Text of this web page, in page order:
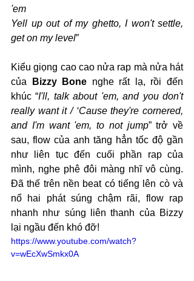
'em
Yell up out of my ghetto, I won't settle,
get on my level”
Kiểu giọng cao cao nửa rap mà nửa hát
của
Bizzy Bone nghe rất lạ, rồi đến
khúc “I'll, talk about 'em, and you don't
really want it / ‘Cause they're cornered,
and I'm want 'em, to not jump” trở về
sau, flow của anh tăng hẳn tốc độ gần
như liên tục đến cuối phần rap của
mình, nghe phê đôi màng nhĩ vô cùng.
Đã thế trên nền beat có tiếng lên cò và
nổ hai phát súng chậm rãi, flow rap
nhanh như súng liên thanh của Bizzy
lại ngầu đến khó đỡ!
https://www.youtube.com/watch?
v=wEcXwSmkx0A